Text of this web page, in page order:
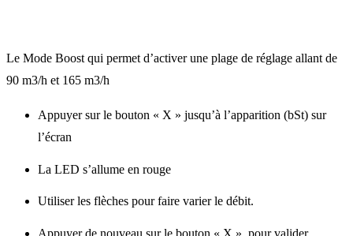
Le Mode Boost qui permet d’activer une plage de réglage allant de
90 m3/h et 165 m3/h
Appuyer sur le bouton « X » jusqu’à l’apparition (bSt) sur
l’écran
La LED s’allume en rouge
Utiliser les flèches pour faire varier le débit.